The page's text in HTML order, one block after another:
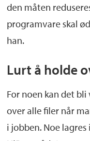
den måten
programvare skal
han.
Lurt å holde
For noen kan det
over alle filer når
i jobben. Noe